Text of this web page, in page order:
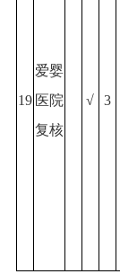
19
爱婴
医院
复核
√ 3